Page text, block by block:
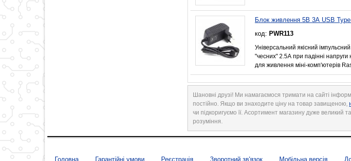
Блок живлення 5В 3А USB
код: PWR113
Універсальний якісний
"чесних" 2.5А при падінні
для живлення міні-комп'ютерів
Шановні друзі! Ми намагаємося тримати на сайті
постійно. Якщо ви знаходите ціну на товар завищеною,
чи підкоригуємо її. Асортимент магазину дуже великий
розуміння.
Головна Гарантійні умови Реєстрація Зворотний зв'язок Мобільна версія